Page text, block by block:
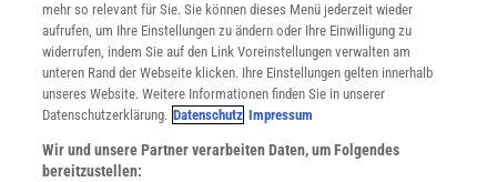
KST
Prof. Dr. em. Klaus-Günter Steinert, TU Dresden,
Lohrmann-Observatorium
PTZ
Dr. Peter Tainz, Universität Trier, FB
Geographie/Geowissenschaften – Abt. Kartographie
mehr so relevant für Sie. Sie können dieses Menü jederzeit wieder
aufrufen, um Ihre Einstellungen zu ändern oder Ihre Einwilligung zu
widerrufen, indem Sie auf den Link Voreinstellungen verwalten am
unteren Rand der Webseite klicken. Ihre Einstellungen gelten innerhalb
unseres Website. Weitere Informationen finden Sie in unserer
Datenschutzerklärung. Datenschutz Impressum
Wir und unsere Partner verarbeiten Daten, um Folgendes
bereitzustellen: